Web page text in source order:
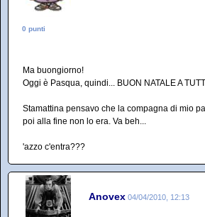
0 punti
Ma buongiorno!
Oggi è Pasqua, quindi... BUON NATALE A
Stamattina pensavo che la compagna di mio
poi alla fine non lo era. Va beh...
'azzo c'entra???
Anovex 04/04/2010, 12:13